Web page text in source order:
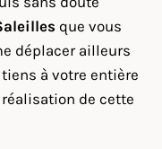
que vous
déplacer ailleurs
tiens à votre entière
de cette